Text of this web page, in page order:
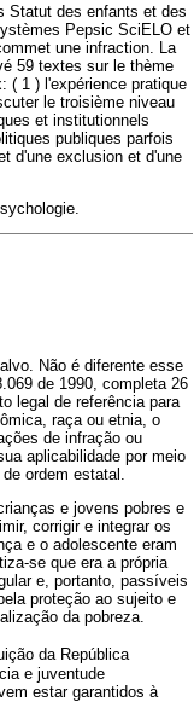
Statut des enfants et des
Pepsic SciELO et
une infraction. La
59 textes sur le thème
( 1 ) l'expérience pratique
le troisième niveau
et institutionnels
publiques parfois
d'une exclusion et d'une
Não é diferente esse
de 1990, completa 26
legal de referência para
raça ou etnia, o
de infração ou
aplicabilidade por meio
ordem estatal.
e jovens pobres e
corrigir e integrar os
e o adolescente eram
se que era a própria
e, portanto, passíveis
proteção ao sujeito e
da pobreza.
da República
e juventude
estar garantidos à